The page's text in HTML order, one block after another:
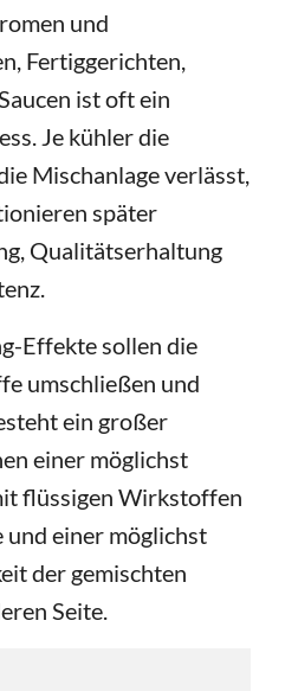
und
Fertiggerichten,
ist oft ein
Je kühler die
Mischanlage verlässt,
später
Qualitätserhaltung
Effekte sollen die
umschließen und
ein großer
einer möglichst
flüssigen Wirkstoffen
und einer möglichst
der gemischten
Seite.